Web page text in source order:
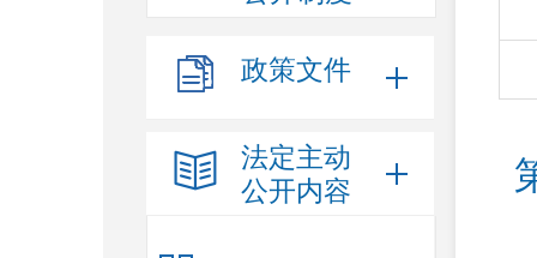
政策文件
法定主动
公开内容